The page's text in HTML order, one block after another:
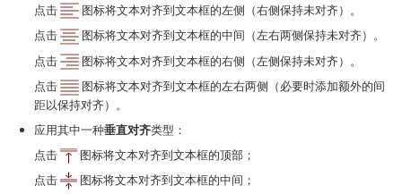
点击
图标将文本对齐到文本框的左侧（右侧保持未对齐）。
点击
图标将文本对齐到文本框的中间（左右两侧保持未对齐）。
点击
图标将文本对齐到文本框的右侧（左侧保持未对齐）。
点击
图标将文本对齐到文本框的左右两侧（必要时添加额外的间
距以保持对齐）。
应用其中一种垂直对齐类型：
点击
图标将文本对齐到文本框的顶部；
点击
图标将文本对齐到文本框的中间；